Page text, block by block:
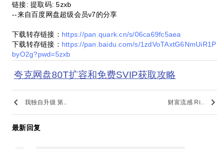
链接: 提取码: 5zxb
--来自百度网盘超级会员v7的分享
下载转存链接： https://pan.quark.cn/s/06ca69fc5aea
下载转存链接： https://pan.baidu.com/s/1zdVoTAxtG6NmUiR1P
byO2g?pwd=5zxb
夸克网盘80T扩容和免费SVIP获取攻略
keyboard_arrow_left 我独自升级 第.. 财富流感 Ri.. keyboard_arrow_right
最新回复